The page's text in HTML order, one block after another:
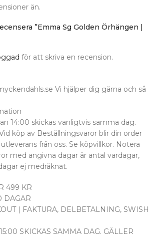
än.
”Emma Sg Golden Örhängen |
för att skriva en recension.
Vi hjälper dig gärna och så
14:00 skickas vanligtvis samma dag.
köp av Beställningsvaror blir din order
från oss. Se köpvillkor. Notera
med angivna dagar är antal vardagar,
ej medräknat.
499 KR
DAGAR
| FAKTURA, DELBETALNING, SWISH
SKICKAS SAMMA DAG. GÄLLER